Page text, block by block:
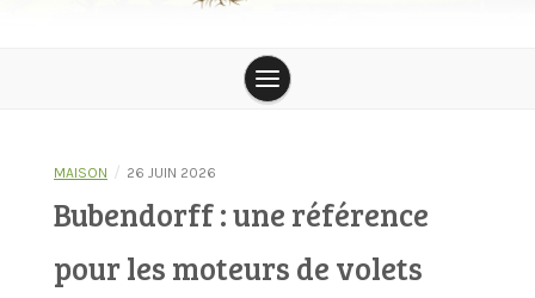
MAISON / 26 JUIN 2026
Bubendorff : une référence
pour les moteurs de volets